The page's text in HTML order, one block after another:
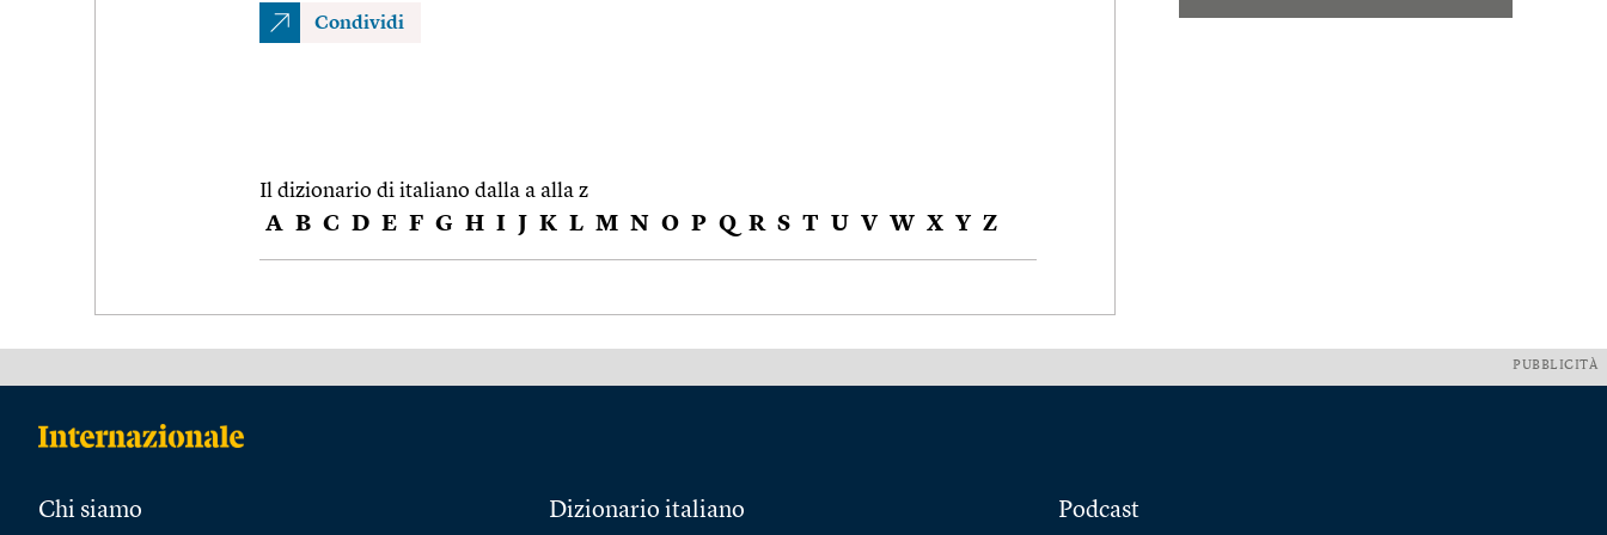
Condividi
Il dizionario di italiano dalla a alla z
A B C D E F G H I J K L M N O P Q R S T U V W X Y Z
PUBBLICITÀ
Chi siamo Dizionario italiano Podcast